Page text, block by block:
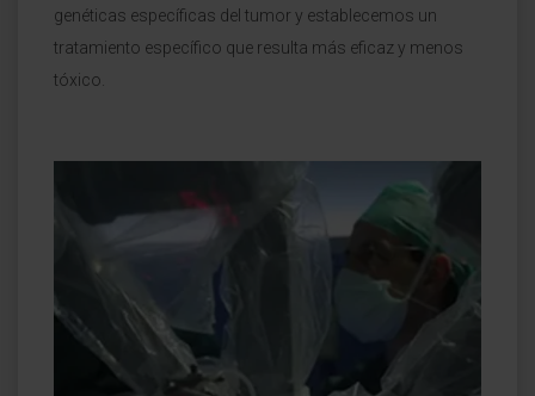
genéticas específicas del tumor y establecemos un
tratamiento específico que resulta más eficaz y menos
tóxico.